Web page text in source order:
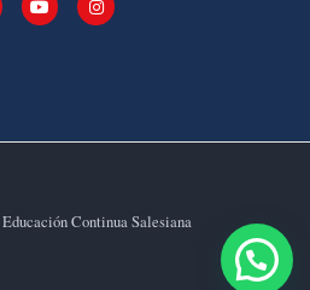
Continua Salesiana